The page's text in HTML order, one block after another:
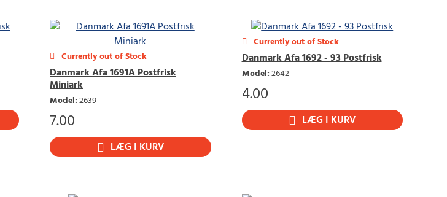
Currently out of Stock
Danmark Afa 1691A Postfrisk
Miniark
Model:2639
7.00
LÆG I KURV
Currently out of Stock
Danmark Afa 1692 - 93 Postfrisk
Model:2642
4.00
LÆG I KURV